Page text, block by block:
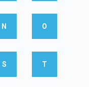
N O
S T